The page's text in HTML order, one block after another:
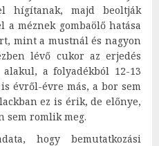
hígítanak, majd beoltják
a méznek gombaölő hatása
mint a mustnál és nagyon
lévő cukor az erjedés
a folyadékból 12-13
évről-évre más, a bor sem
ez is érik, de előnye,
sem romlik meg.
hogy bemutatkozási